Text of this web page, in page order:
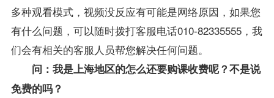
多种观看模式，视频没反应有可能是网络原因，如果您
有什么问题，可以随时拨打客服电话010-82335555，我
们会有相关的客服人员帮您解决任何问题。
问：我是上海地区的怎么还要购课收费呢？不是说
免费的吗？